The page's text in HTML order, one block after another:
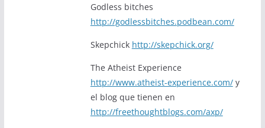
Godless bitches
http://godlessbitches.podbean.com/
Skepchick http://skepchick.org/
The Atheist Experience
http://www.atheist-experience.com/y
el blog que tienen en
http://freethoughtblogs.com/axp/